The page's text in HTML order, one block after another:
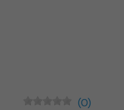
(0)